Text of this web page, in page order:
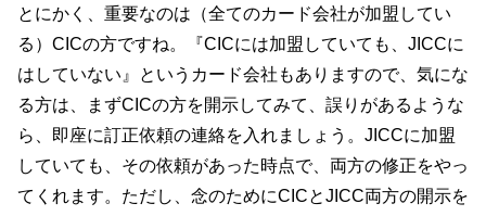
とにかく、重要なのは（全てのカード会社が加盟してい
る）CICの方ですね。『CICには加盟していても、JICCに
はしていない』というカード会社もありますので、気にな
る方は、まずCICの方を開示してみて、誤りがあるような
ら、即座に訂正依頼の連絡を入れましょう。JICCに加盟
していても、その依頼があった時点で、両方の修正をやっ
てくれます。ただし、念のためにCICとJICC両方の開示を